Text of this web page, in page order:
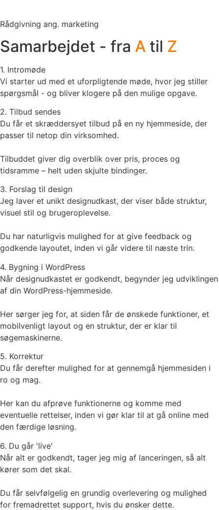
Rådgivning ang. marketing
Samarbejdet - fra A til Z
1. Intromøde
Vi starter ud med et uforpligtende møde, hvor jeg stiller
spørgsmål - og bliver klogere på den mulige opgave.
2. Tilbud sendes
Du får et skræddersyet tilbud på en ny hjemmeside, der
passer til netop din virksomhed.
Tilbuddet giver dig overblik over pris, proces og
tidsramme – helt uden skjulte bindinger.
3. Forslag til design
Jeg laver et unikt designudkast, der viser både struktur,
visuel stil og brugeroplevelse.
Du har naturligvis mulighed for at give feedback og
godkende layoutet, inden vi går videre til næste trin.
4. Bygning i WordPress
Når designudkastet er godkendt, begynder jeg udviklingen
af din WordPress-hjemmeside.
Her sørger jeg for, at siden får de ønskede funktioner, et
mobilvenligt layout og en struktur, der er klar til
søgemaskinerne.
5. Korrektur
Du får derefter mulighed for at gennemgå hjemmesiden i
ro og mag.
Her kan du afprøve funktionerne og komme med
eventuelle rettelser, inden vi gør klar til at gå online med
den færdige løsning.
6. Du går 'live'
Når alt er godkendt, tager jeg mig af lanceringen, så alt
kører som det skal.
Du får selvfølgelig en grundig overlevering og mulighed
for fremadrettet support, hvis du ønsker dette.